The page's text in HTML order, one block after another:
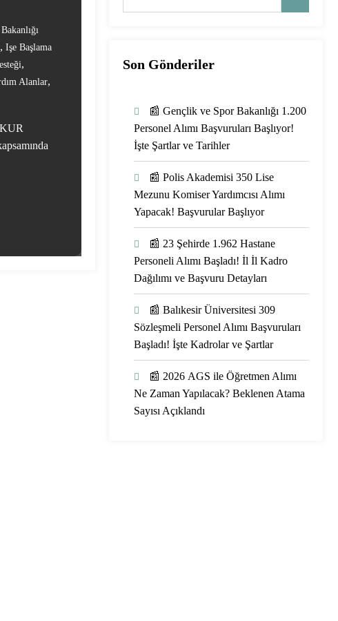
, Işe Başlama
,
Alanlar,
Son Gönderiler
📰 Gençlik ve Spor Bakanlığı 1.200
Personel Alımı Başvuruları Başlıyor!
İşte Şartlar ve Tarihler
📰 Polis Akademisi 350 Lise
Mezunu Komiser Yardımcısı Alımı
Yapacak! Başvurular Başlıyor
📰 23 Şehirde 1.962 Hastane
Personeli Alımı Başladı! İl İl Kadro
Dağılımı ve Başvuru Detayları
📰 Balıkesir Üniversitesi 309
Sözleşmeli Personel Alımı Başvuruları
Başladı! İşte Kadrolar ve Şartlar
📰 2026 AGS ile Öğretmen Alımı
Ne Zaman Yapılacak? Beklenen Atama
Sayısı Açıklandı